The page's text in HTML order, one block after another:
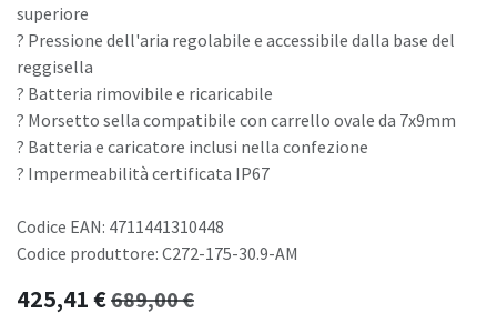
superiore
? Pressione dell'aria regolabile e accessibile dalla base del
reggisella
? Batteria rimovibile e ricaricabile
? Morsetto sella compatibile con carrello ovale da 7x9mm
? Batteria e caricatore inclusi nella confezione
? Impermeabilità certificata IP67
Codice EAN: 4711441310448
Codice produttore: C272-175-30.9-AM
425,41€689,00€